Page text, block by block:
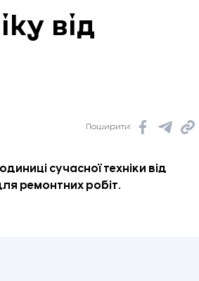
від
Поширити:
сучасної техніки від
ремонтних робіт.